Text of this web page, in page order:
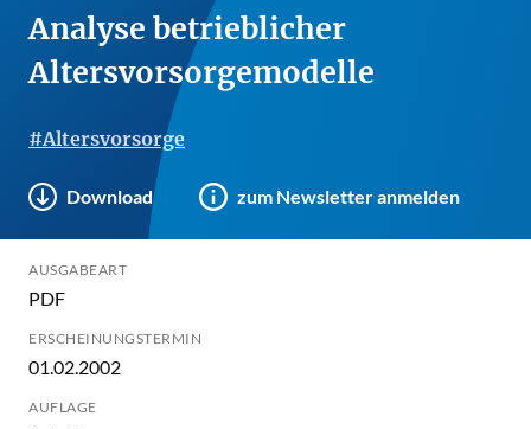
Analyse betrieblicher
Altersvorsorgemodelle
#Altersvorsorge
Download zum Newsletter anmelden
AUSGABEART
PDF
ERSCHEINUNGSTERMIN
01.02.2002
AUFLAGE